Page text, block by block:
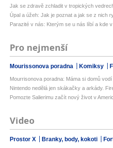
Jak se zdravě zchladit v tropických
Úpal a úžeh: Jak je poznat a jak se z nich
Parazité v nás: Kterým se u nás líbí a kde v
Pro nejmenší
Mourissonova poradna Komiksy
Mourrisonova poradna: Máma si domů
Nintendo nedělá jen skákačky a arkády.
Pomozte Salierimu začít nový život v
Video
Prostor X Branky, body, kokoti